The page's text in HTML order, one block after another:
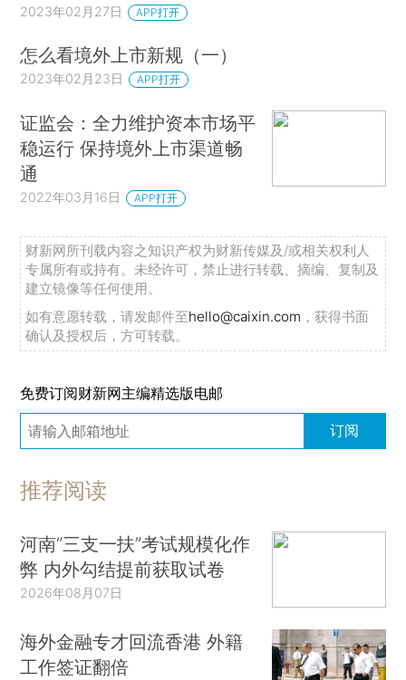
2023年02月27日 APP打开
怎么看境外上市新规（一）
2023年02月23日 APP打开
证监会：全力维护资本市场平
稳运行 保持境外上市渠道畅
通
2022年03月16日 APP打开
财新网所刊载内容之知识产权为财新传媒及/或相关权利人
专属所有或持有。未经许可，禁止进行转载、摘编、复制及
建立镜像等任何使用。
如有意愿转载，请发邮件至hello@caixin.com ，获得书面
确认及授权后，方可转载。
免费订阅财新网主编精选版电邮
订阅
推荐阅读
河南“三支一扶”考试规模化作
弊 内外勾结提前获取试卷
2026年08月07日
海外金融专才回流香港 外籍
工作签证翻倍